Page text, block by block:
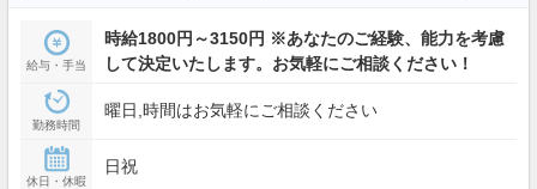
給与・手当
時給1800円～3150円 ※あなたのご経験、能力を考慮
して決定いたします。お気軽にご相談ください！
勤務時間
曜日,時間はお気軽にご相談ください
休日・休暇
日祝